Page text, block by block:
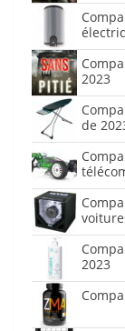
2023
de
2023